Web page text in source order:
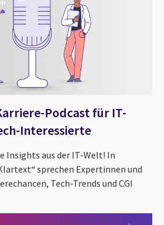
Podcast für IT-
Interessierte
Insights aus der IT-Welt! In
sprechen Expertinnen und
Tech-Trends und CGI